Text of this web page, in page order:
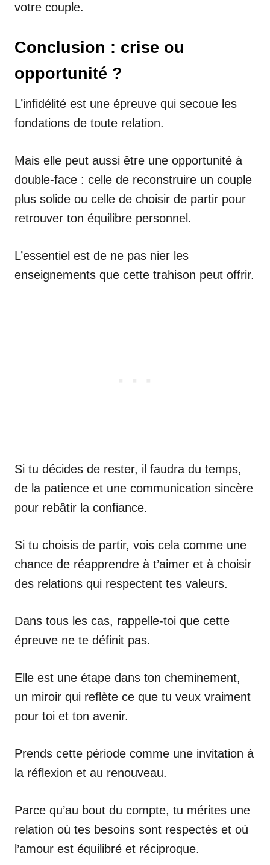
votre couple.
Conclusion : crise ou
opportunité ?
L’infidélité est une épreuve qui secoue les
fondations de toute relation.
Mais elle peut aussi être une opportunité à
double-face : celle de reconstruire un couple
plus solide ou celle de choisir de partir pour
retrouver ton équilibre personnel.
L’essentiel est de ne pas nier les
enseignements que cette trahison peut offrir.
Si tu décides de rester, il faudra du temps,
de la patience et une communication sincère
pour rebâtir la confiance.
Si tu choisis de partir, vois cela comme une
chance de réapprendre à t’aimer et à choisir
des relations qui respectent tes valeurs.
Dans tous les cas, rappelle-toi que cette
épreuve ne te définit pas.
Elle est une étape dans ton cheminement,
un miroir qui reflète ce que tu veux vraiment
pour toi et ton avenir.
Prends cette période comme une invitation à
la réflexion et au renouveau.
Parce qu’au bout du compte, tu mérites une
relation où tes besoins sont respectés et où
l’amour est équilibré et réciproque.